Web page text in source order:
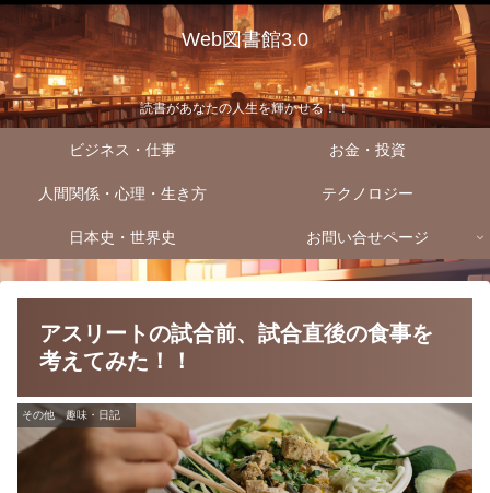
Web図書館3.0
読書があなたの人生を輝かせる！！
ビジネス・仕事 お金・投資
人間関係・心理・生き方 テクノロジー
日本史・世界史 お問い合せページ
アスリートの試合前、試合直後の食事を
考えてみた！！
その他 趣味・日記